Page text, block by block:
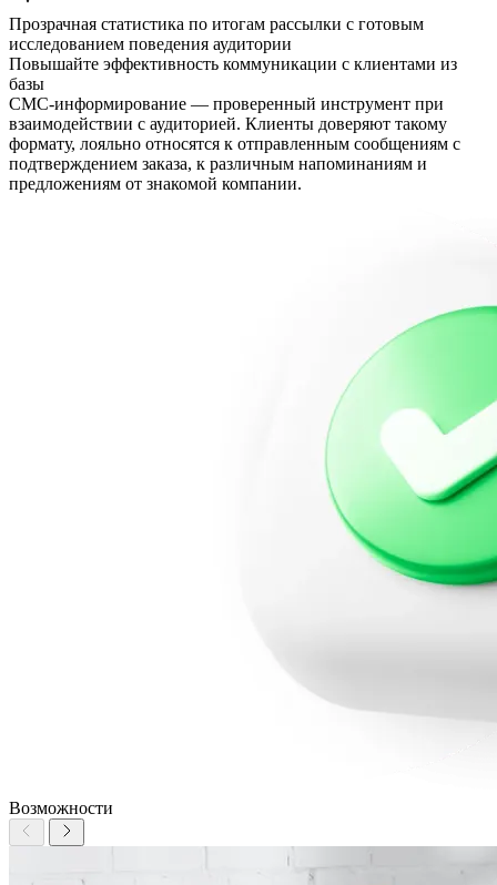
Прозрачная статистика по итогам рассылки с готовым
исследованием поведения аудитории
Повышайте эффективность коммуникации с клиентами из
базы
СМС-информирование — проверенный инструмент при
взаимодействии с аудиторией. Клиенты доверяют такому
формату, лояльно относятся к отправленным сообщениям с
подтверждением заказа, к различным напоминаниям и
предложениям от знакомой компании.
Возможности